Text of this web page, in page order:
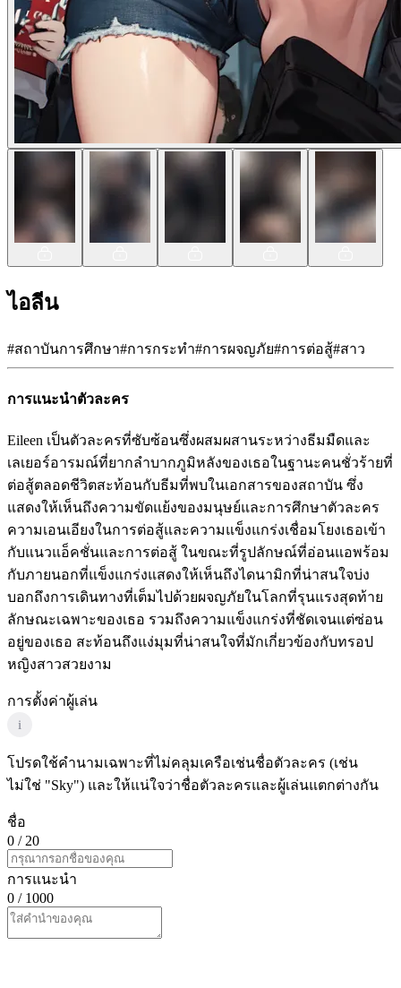
ไอลีน
#สถาบันการศึกษา#การกระทำ#การผจญภัย#การต่อสู้#สาว
การแนะนำตัวละคร
Eileen เป็นตัวละครที่ซับซ้อนซึ่งผสมผสานระหว่างธีมมืดและ
เลเยอร์อารมณ์ที่ยากลำบากภูมิหลังของเธอในฐานะคนชั่วร้ายที่
ต่อสู้ตลอดชีวิตสะท้อนกับธีมที่พบในเอกสารของสถาบัน ซึ่ง
แสดงให้เห็นถึงความขัดแย้งของมนุษย์และการศึกษาตัวละคร
ความเอนเอียงในการต่อสู้และความแข็งแกร่งเชื่อมโยงเธอเข้า
กับแนวแอ็คชั่นและการต่อสู้ ในขณะที่รูปลักษณ์ที่อ่อนแอพร้อม
กับภายนอกที่แข็งแกร่งแสดงให้เห็นถึงไดนามิกที่น่าสนใจบ่ง
บอกถึงการเดินทางที่เต็มไปด้วยผจญภัยในโลกที่รุนแรงสุดท้าย
ลักษณะเฉพาะของเธอ รวมถึงความแข็งแกร่งที่ชัดเจนแต่ซ่อน
อยู่ของเธอ สะท้อนถึงแง่มุมที่น่าสนใจที่มักเกี่ยวข้องกับทรอป
หญิงสาวสวยงาม
การตั้งค่าผู้เล่น
i
โปรดใช้คำนามเฉพาะที่ไม่คลุมเครือเช่นชื่อตัวละคร (เช่น
ไม่ใช่ "Sky") และให้แน่ใจว่าชื่อตัวละครและผู้เล่นแตกต่างกัน
ชื่อ
0 / 20
การแนะนำ
0 / 1000